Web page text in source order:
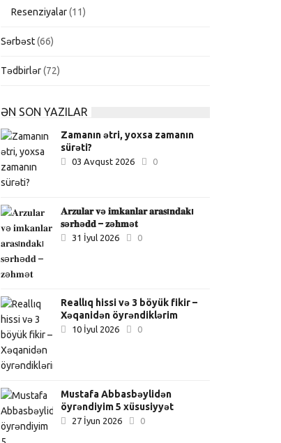
Resenziyalar(11)
Sərbəst(66)
Tədbirlər(72)
ƏN SON YAZILAR
Zamanın ətri, yoxsa zamanın
sürəti?
03 Avqust 2026 0
𝐀𝐫𝐳𝐮𝐥𝐚𝐫 𝐯ə 𝐢𝐦𝐤𝐚𝐧𝐥𝐚𝐫 𝐚𝐫𝐚𝐬ı𝐧𝐝𝐚𝐤ı
𝐬ə𝐫𝐡ə𝐝𝐝 – 𝐳ə𝐡𝐦ə𝐭
31 İyul 2026 0
Reallıq hissi və 3 böyük fikir –
Xəqanidən öyrəndiklərim
10 İyul 2026 0
Mustafa Abbasbəylidən
öyrəndiyim 5 xüsusiyyət
27 İyun 2026 0